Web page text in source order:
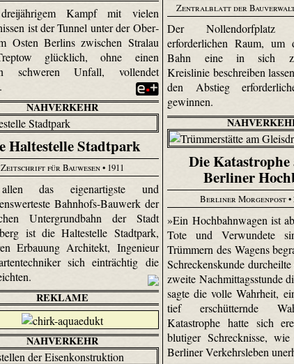
Kampf mit vielen
ist der Tunnel unter der Ober­
Osten Berlins zwischen Stralau
glücklich, ohne einen
schweren Unfall, vollendet
Zentralblatt der
Der
erforderlichen Raum, um
Bahn eine in sich
Kreislinie beschreiben
den Abstieg
gewinnen.
NAHVERKEHR
Haltestelle Stadtpark
Zeitschrift für Bauwesen• 1911
das eigenartigste und
Bahnhofs-Bauwerk der
Untergrundbahn der Stadt
ist die Haltestelle Stadtpark,
Erbauung Architekt, Ingenieur
sich einträchtig die
Die
Berliner
Berliner Morgenpost•
»Ein Hochbahnwagen ist
Tote und Verwundete
Trümmern des Wagens
Schreckenskunde
zweite Nachmittagsstunde
sagte die volle Wahrheit,
tief erschütternde
Katastrophe hatte sich
blutiger Schrecknisse,
Berliner Verkehrsleben
REKLAME
NAHVERKEHR